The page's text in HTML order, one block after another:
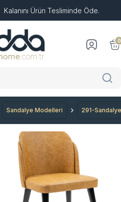
Kalanını Ürün Tesliminde Öde.
0
Sandalye Modelleri 291-Sandalye